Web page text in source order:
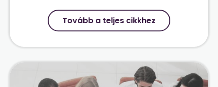
Tovább a teljes cikkhez